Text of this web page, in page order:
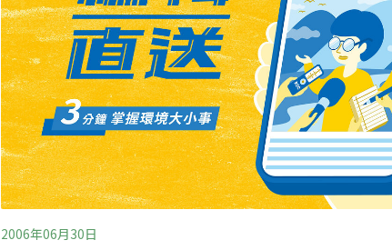
2006年06月30日